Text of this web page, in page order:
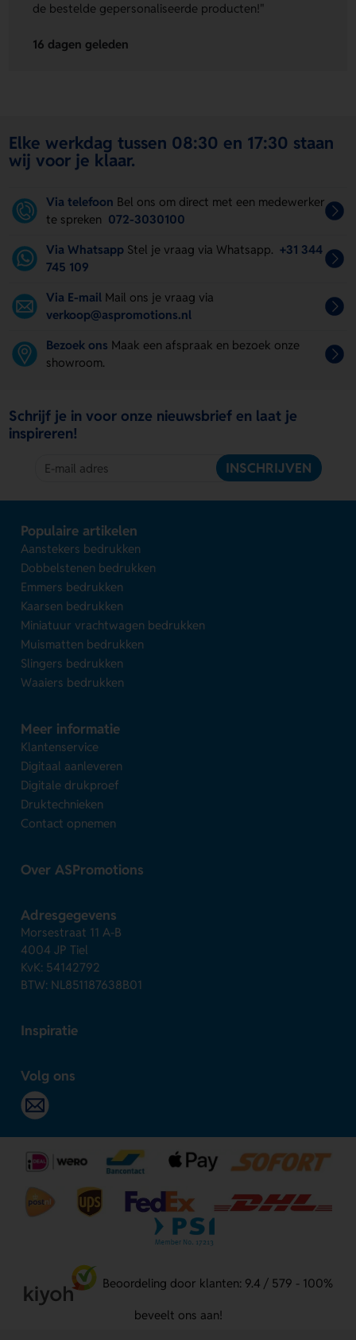
de bestelde gepersonaliseerde producten!"
16 dagen geleden
Elke werkdag tussen 08:30 en 17:30 staan
wij voor je klaar.
Via telefoon Bel ons om direct met een medewerker
te spreken 072-3030100
Via Whatsapp Stel je vraag via Whatsapp. +31 344
745 109
Via E-mail Mail ons je vraag via
verkoop@aspromotions.nl
Bezoek ons Maak een afspraak en bezoek onze
showroom.
Schrijf je in voor onze nieuwsbrief en laat je
inspireren!
INSCHRIJVEN
Populaire artikelen
Aanstekers bedrukken
Dobbelstenen bedrukken
Emmers bedrukken
Kaarsen bedrukken
Miniatuur vrachtwagen bedrukken
Muismatten bedrukken
Slingers bedrukken
Waaiers bedrukken
Meer informatie
Klantenservice
Digitaal aanleveren
Digitale drukproef
Druktechnieken
Contact opnemen
Over ASPromotions
Adresgegevens
Morsestraat 11 A-B
4004 JP Tiel
KvK: 54142792
BTW: NL851187638B01
Inspiratie
Volg ons
Beoordeling door klanten: 9.4 / 579 - 100%
beveelt ons aan!